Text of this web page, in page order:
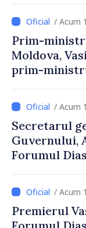
/ Acum
Prim-
Moldova,
prim-
despre
al Republicii
/ Acum
Secretarul
Guvernului,
Forumul
construi
puternice”
/ Acum
Premierul